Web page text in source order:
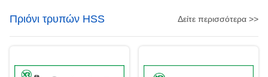
Πριόνι τρυπών HSS Δείτε περισσότερα >>